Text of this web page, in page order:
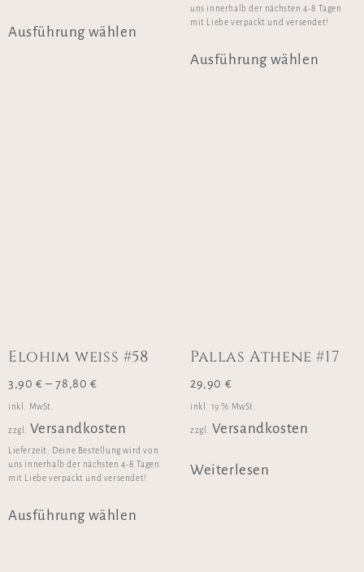
Ausführung wählen
uns innerhalb der nächsten 4-8 Tagen
mit Liebe verpackt und versendet!
Ausführung wählen
Elohim weiss #58
3,90 €–78,80€
inkl. MwSt.
zzgl. Versandkosten
Lieferzeit: Deine Bestellung wird von
uns innerhalb der nächsten 4-8 Tagen
mit Liebe verpackt und versendet!
Ausführung wählen
Pallas Athene #17
29,90 €
inkl. 19 % MwSt.
zzgl. Versandkosten
Weiterlesen